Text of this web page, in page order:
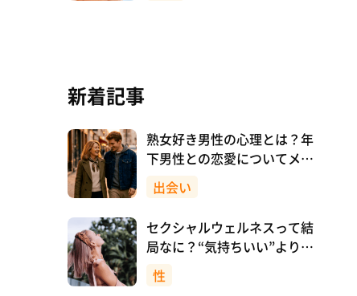
新着記事
熟女好き男性の心理とは？年
下男性との恋愛についてメリ
ットも解説！
出会い
セクシャルウェルネスって結
局なに？“気持ちいい”より先
に、自分を大切にすること
性